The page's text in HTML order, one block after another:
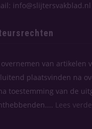
info@slijtersvakblad.nl
van artikelen
plaatsvinden na
toestemming van de
Lees